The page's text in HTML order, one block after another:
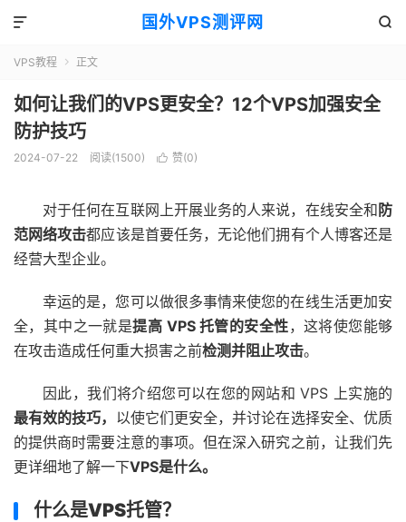
国外VPS测评网 

VPS教程  正文
如何让我们的VPS更安全？12个VPS加强安全
防护技巧
2024-07-22 阅读(1500)  赞(0)
对于任何在互联网上开展业务的人来说，在线安全和 防
范网络攻击都应该是首要任务，无论他们拥有个人博客还是
经营大型企业。
幸运的是，您可以做很多事情来使您的在线生活更加安
全，其中之一就是提高 VPS 托管的安全性，这将使您能够
在攻击造成任何重大损害之前检测并阻止攻击。
因此，我们将介绍您可以在您的网站和 VPS 上实施的
最有效的技巧， 以使它们更安全，并讨论在选择安全、优质
的提供商时需要注意的事项。但在深入研究之前，让我们先
更详细地了解一下VPS是什么。
什么是VPS托管？